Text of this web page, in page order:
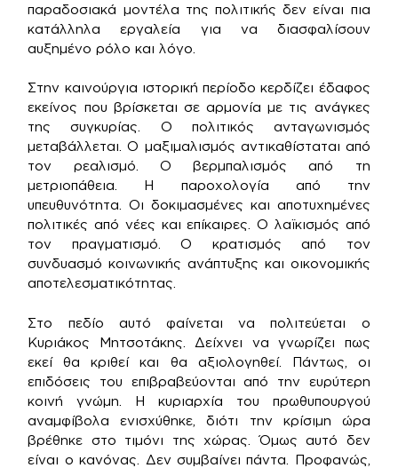
παραδοσιακά μοντέλα της πολιτικής δεν είναι πια
κατάλληλα εργαλεία για να διασφαλίσουν
αυξημένο ρόλο και λόγο.
Στην καινούργια ιστορική περίοδο κερδίζει έδαφος
εκείνος που βρίσκεται σε αρμονία με τις ανάγκες
της συγκυρίας. Ο πολιτικός ανταγωνισμός
μεταβάλλεται. Ο μαξιμαλισμός αντικαθίσταται από
τον ρεαλισμό. Ο βερμπαλισμός από τη
μετριοπάθεια. Η παροχολογία από την
υπευθυνότητα. Οι δοκιμασμένες και αποτυχημένες
πολιτικές από νέες και επίκαιρες. Ο λαϊκισμός από
τον πραγματισμό. Ο κρατισμός από τον
συνδυασμό κοινωνικής ανάπτυξης και οικονομικής
αποτελεσματικότητας.
Στο πεδίο αυτό φαίνεται να πολιτεύεται ο
Κυριάκος Μητσοτάκης. Δείχνει να γνωρίζει πως
εκεί θα κριθεί και θα αξιολογηθεί. Πάντως, οι
επιδόσεις του επιβραβεύονται από την ευρύτερη
κοινή γνώμη. Η κυριαρχία του πρωθυπουργού
αναμφίβολα ενισχύθηκε, διότι την κρίσιμη ώρα
βρέθηκε στο τιμόνι της χώρας. Όμως αυτό δεν
είναι ο κανόνας. Δεν συμβαίνει πάντα. Προφανώς,